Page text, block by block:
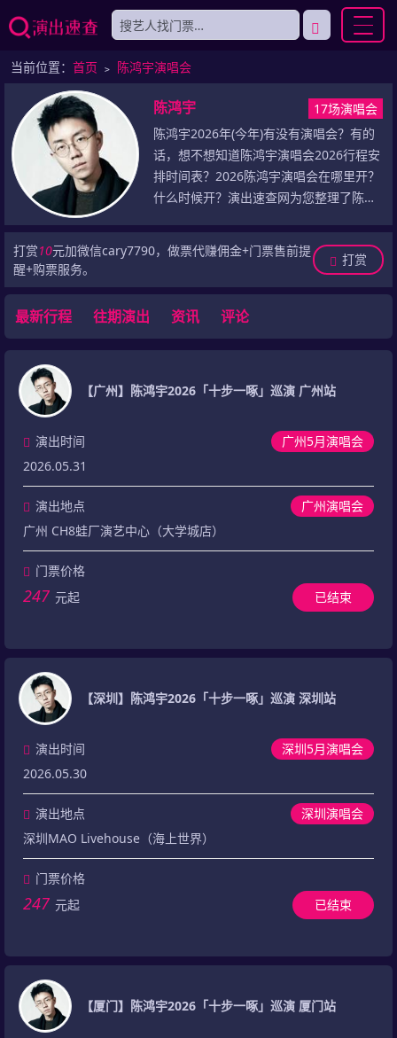
当前位置： 首页 ﹥ 陈鸿宇演唱会
陈鸿宇
17场演唱会
陈鸿宇2026年(今年)有没有演唱会？有的
话，想不想知道陈鸿宇演唱会2026行程安
排时间表？2026陈鸿宇演唱会在哪里开？
什么时候开？演出速查网为您整理了陈鸿
鸿宇2026巡演最新行程安排(包括演出城
打赏10元加微信cary7790，做票代赚佣金+门票售前提
醒+购票服务。
打赏
最新行程 往期演出 资讯 评论
【广州】陈鸿宇2026「十步一啄」巡演 广州站
广州5月演唱会
演出时间
2026.05.31
演出地点
广州演唱会
广州 CH8蛙厂演艺中心（大学城店）
门票价格
247 元起 已结束
【深圳】陈鸿宇2026「十步一啄」巡演 深圳站
深圳5月演唱会
演出时间
2026.05.30
演出地点
深圳演唱会
深圳MAO Livehouse（海上世界）
门票价格
247 元起 已结束
【厦门】陈鸿宇2026「十步一啄」巡演 厦门站